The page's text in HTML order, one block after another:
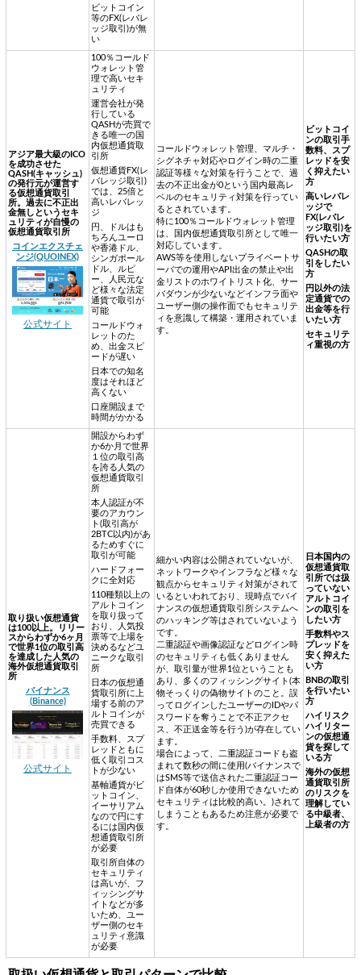
ビットコイン
等のFX(レバレ
ッジ取引)が無
い
アジア最大級のICO
を成功させた
QASH(キャッシュ)
の発行元が運営す
る仮想通貨取引
所。過去に不正出
金無しというセキ
ュリティが自慢の
仮想通貨取引所
コインエクスチェ
ンジ(QUOINEX)
公式サイト
100％コールド
ウォレット管
理で高いセキ
ュリティ
運営会社が発
行している
QASHが売買で
きる唯一の国
内仮想通貨取
引所
仮想通貨FX(レ
バレッジ取引)
では、25倍と
高いレバレッ
ジ
円、ドルはも
ちろんユーロ
や香港ドル、
シンガポール
ドル、ルピ
ー、人民元な
ど様々な法定
通貨で取引が
可能
コールドウォ
レットのた
め、出金スピ
ードが遅い
日本での知名
度はそれほど
高くない
口座開設まで
時間がかかる
コールドウォレット管理、マルチ・
シグネチャ対応やログイン時の二重
認証等様々な対策を行うことで、過
去の不正出金が0という国内最高レ
ベルのセキュリティ対策を行ってい
るとされています。
特に100％コールドウォレット管理
は、国内仮想通貨取引所として唯一
対応しています。
AWS等を使用しないプライベートサ
ーバでの運用やAPI出金の禁止や出
金リストのホワイトリスト化、サー
バダウンが少ないなどインフラ面や
ユーザー側の操作面でもセキュリテ
ィを意識して構築・運用されていま
す。
ビットコイ
ンの取引手
数料、スプ
レッドを安
く抑えたい
方
高いレバレ
ッジで
FX(レバレ
ッジ取引)を
行いたい方
QASHの取
引をしたい
方
円以外の法
定通貨での
出金等を行
いたい方
セキュリテ
ィ重視の方
取り扱い仮想通貨
は100以上。リリー
スからわずか6ヶ月
で世界1位の取引高
を達成した人気の
海外仮想通貨取引
所
バイナンス
(Binance)
公式サイト
開設からわず
か6か月で世界
１位の取引高
を誇る人気の
仮想通貨取引
所
本人認証が不
要のアカウン
ト(取引高が
2BTC以内)があ
るためすぐに
取引が可能
ハードフォー
クに全対応
110種類以上の
アルトコイン
を取り扱って
おり、人気投
票等で上場を
決めるなどユ
ニークな取引
所
日本の仮想通
貨取引所に上
場する前のア
ルトコインが
売買できる
手数料、スプ
レッドともに
低く取引コス
トが少ない
基軸通貨がビ
ットコイン、
イーサリアム
なので円にす
るには国内仮
想通貨取引所
が必要
取引所自体の
セキュリティ
は高いが、フ
ィッシングサ
イトなどが多
いため、ユー
ザー側のセキ
ュリティ意識
が必要
細かい内容は公開されていないが、
ネットワークやインフラなど様々な
観点からセキュリティ対策がされて
いるといわれており、現時点でバイ
ナンスの仮想通貨取引所システムへ
のハッキング等はされていないよう
です。
二重認証や画像認証などログイン時
のセキュリティも低くありません
が、取引量が世界1位ということも
あり、多くのフィッシングサイト(本
物そっくりの偽物サイトのこと。誤
ってログインしたユーザーのIDやパ
スワードを奪うことで不正アクセ
ス、不正送金等を行う)が存在してい
ます。
場合によって、二重認証コードも盗
まれて数秒の間に使用(バイナンスで
はSMS等で送信された二重認証コー
ド自体が60秒しか使用できないため
セキュリティは比較的高い。)されて
しまうこともあるため注意が必要で
す。
日本国内の
仮想通貨取
引所では扱
っていない
アルトコイ
ンの取引を
したい方
手数料やス
プレッドを
安く抑えた
い方
BNBの取引
を行いたい
方
ハイリスク
ハイリター
ンの仮想通
貨を探して
いる方
海外の仮想
通貨取引所
のリスクを
理解してい
る中級者、
上級者の方